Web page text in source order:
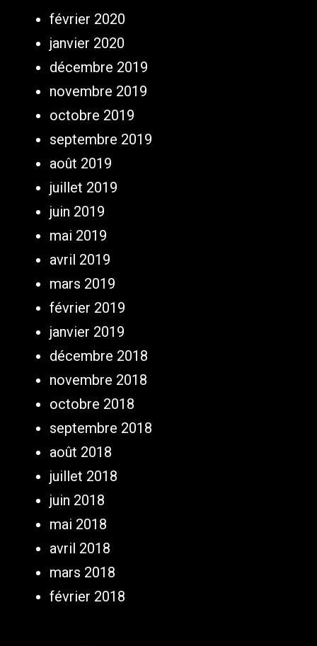
février 2020
janvier 2020
décembre 2019
novembre 2019
octobre 2019
septembre 2019
août 2019
juillet 2019
juin 2019
mai 2019
avril 2019
mars 2019
février 2019
janvier 2019
décembre 2018
novembre 2018
octobre 2018
septembre 2018
août 2018
juillet 2018
juin 2018
mai 2018
avril 2018
mars 2018
février 2018